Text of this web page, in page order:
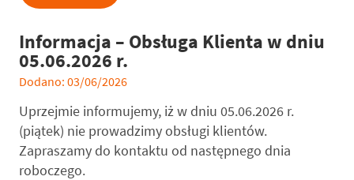
Informacja – Obsługa Klienta w dniu
05.06.2026 r.
Dodano: 03/06/2026
Uprzejmie informujemy, iż w dniu 05.06.2026 r.
(piątek) nie prowadzimy obsługi klientów.
Zapraszamy do kontaktu od następnego dnia
roboczego.